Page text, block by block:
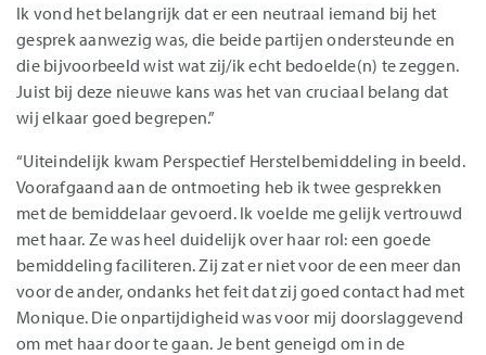
Ik vond het belangrijk dat er een neutraal iemand bij het
gesprek aanwezig was, die beide partijen ondersteunde en
die bijvoorbeeld wist wat zij/ik echt bedoelde(n) te zeggen.
Juist bij deze nieuwe kans was het van cruciaal belang dat
wij elkaar goed begrepen.”
“Uiteindelijk kwam Perspectief Herstelbemiddeling in beeld.
Voorafgaand aan de ontmoeting heb ik twee gesprekken
met de bemiddelaar gevoerd. Ik voelde me gelijk vertrouwd
met haar. Ze was heel duidelijk over haar rol: een goede
bemiddeling faciliteren. Zij zat er niet voor de een meer dan
voor de ander, ondanks het feit dat zij goed contact had met
Monique. Die onpartijdigheid was voor mij doorslaggevend
om met haar door te gaan. Je bent geneigd om in de